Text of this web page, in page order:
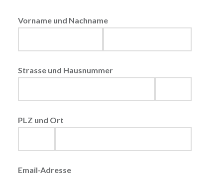
Vorname und Nachname
Strasse und Hausnummer
PLZ und Ort
Email-Adresse